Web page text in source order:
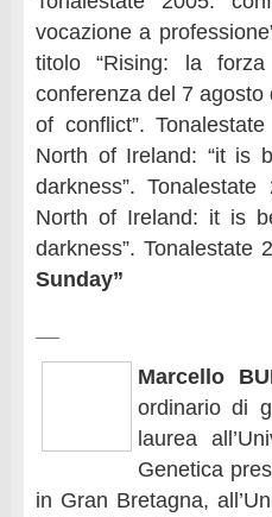
vocazione a
titolo “Rising: la forza
conferenza del 7 agosto
of conflict”.
North of Ireland: “it is
darkness”.
North of Ireland: it is
darkness”. Tonalestate
Sunday”
Marcello
ordinario di
laurea
Genetica
in Gran Bretagna,